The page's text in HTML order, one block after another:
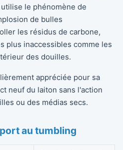
le phénomène de
de bulles
les résidus de carbone,
plus inaccessibles comme les
des douilles.
appréciée pour sa
neuf du laiton sans l'action
ou des médias secs.
au tumbling